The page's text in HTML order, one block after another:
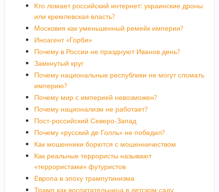
Кто ломает российский интернет: украинские дроны
или кремлевская власть?
Московия как уменьшенный ремейк империи?
Иноагент «Горби»
Почему в России не празднуют Иванов день?
Замкнутый круг
Почему национальные республики не могут сломать
империю?
Почему мир с империей невозможен?
Почему национализм не работает?
Пост-российский Северо-Запад
Почему «русский де Голль» не победил?
Как мошенники борются с мошенничеством
Как реальные террористы называют
«террористами» футуристов
Европа в эпоху трампутинизма
Трамп как воспитательница в детском саду